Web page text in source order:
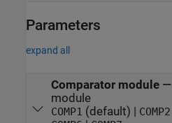
Parameters
expand all
Comparator module—
module
COMP1 (default) | COMP2